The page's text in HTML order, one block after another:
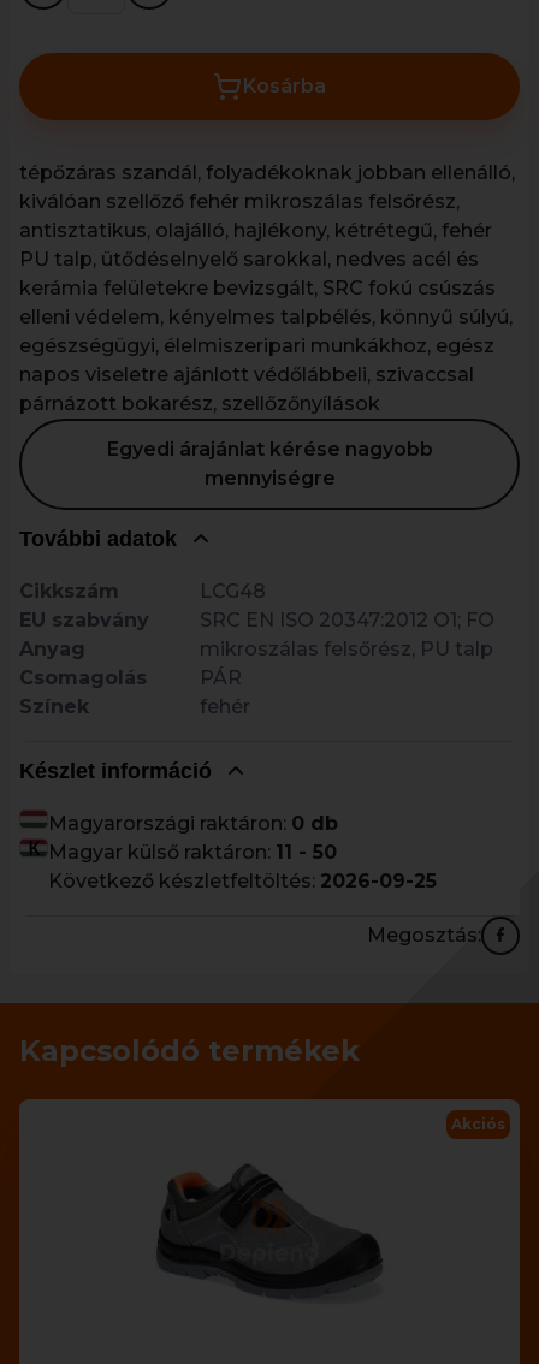
Kosárba
tépőzáras szandál, folyadékoknak jobban ellenálló,
kiválóan szellőző fehér mikroszálas felsőrész,
antisztatikus, olajálló, hajlékony, kétrétegű, fehér
PU talp, ütődéselnyelő sarokkal, nedves acél és
kerámia felületekre bevizsgált, SRC fokú csúszás
elleni védelem, kényelmes talpbélés, könnyű súlyú,
egészségügyi, élelmiszeripari munkákhoz, egész
napos viseletre ajánlott védőlábbeli, szivaccsal
párnázott bokarész, szellőzőnyílások
Egyedi árajánlat kérése nagyobb
mennyiségre
További adatok
Cikkszám
LCG48
EU szabvány
SRC EN ISO 20347:2012 O1; FO
Anyag
mikroszálas felsőrész, PU talp
Csomagolás
PÁR
Színek
fehér
Készlet információ
Magyarországi raktáron: 0 db
Magyar külső raktáron: 11 - 50
Következő készletfeltöltés: 2026-09-25
Megosztás:
Kapcsolódó termékek
Akciós